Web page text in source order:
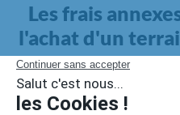
Les frais
l'achat d'un
Il faut également intégrer à
pour la maison. Outre l'achat
faut prendre en compte la